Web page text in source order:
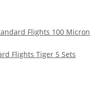
Flights 100 Micron